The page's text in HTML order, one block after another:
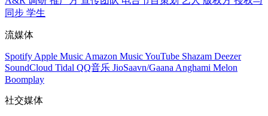
同步 学生
流媒体
Spotify Apple Music Amazon MusicYouTube Shazam Deezer
SoundCloud Tidal QQ音乐 JioSaavn/Gaana Anghami Melon
Boomplay
社交媒体